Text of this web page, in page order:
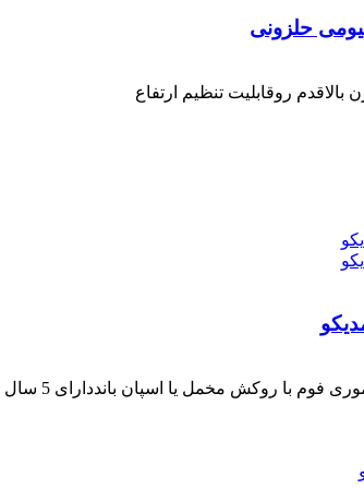
حلزونی
روقابلیت تنظیم ارتفاع
یا اسپان بانددارای 5 سال گارانتی تعویضگردش جریان هوا و ضد تعریق